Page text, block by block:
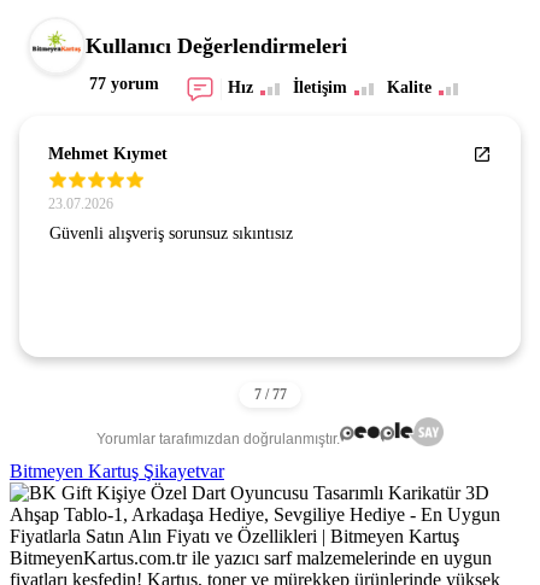
Kullanıcı Değerlendirmeleri
77 yorum Hız İletişim Kalite
Mehmet Kıymet
23.07.2026
Güvenli alışveriş sorunsuz sıkıntısız
Yorumlar tarafımızdan doğrulanmıştır.
Bitmeyen Kartuş Şikayetvar
BitmeyenKartus.com.tr ile yazıcı sarf malzemelerinde en uygun
fiyatları keşfedin! Kartuş, toner ve mürekkep ürünlerinde yüksek